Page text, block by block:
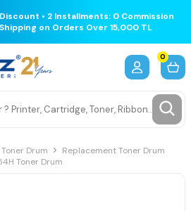
• 2 Installments: 0 Commission
on Orders Over 15,000 TL
0
Toner Drum
Replacement Toner Drum
Toner Drum